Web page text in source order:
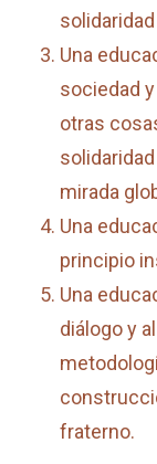
Una
sociedad
otras
mirada
Una
principio
Una
diálogo y
fraterno.